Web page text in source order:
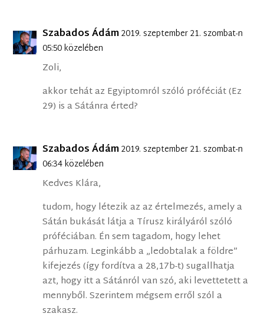
Szabados Ádám2019. szeptember 21. szombat-n
05:50 közelében
Zoli,
akkor tehát az Egyiptomról szóló próféciát (Ez
29) is a Sátánra érted?
Szabados Ádám2019. szeptember 21. szombat-n
06:34 közelében
Kedves Klára,
tudom, hogy létezik az az értelmezés, amely a
Sátán bukását látja a Tírusz királyáról szóló
próféciában. Én sem tagadom, hogy lehet
párhuzam. Leginkább a „ledobtalak a földre”
kifejezés (így fordítva a 28,17b-t) sugallhatja
azt, hogy itt a Sátánról van szó, aki levettetett a
mennyből. Szerintem mégsem erről szól a
szakasz.